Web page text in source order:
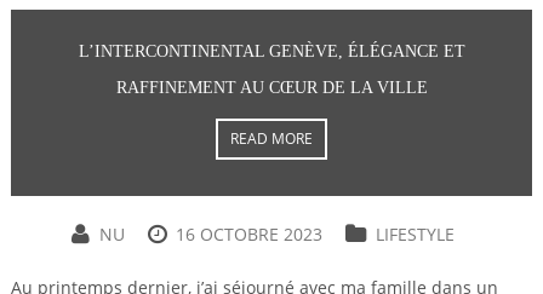
L’INTERCONTINENTAL GENÈVE, ÉLÉGANCE ET
RAFFINEMENT AU CŒUR DE LA VILLE
READ MORE
NU 16 OCTOBRE 2023 LIFESTYLE
Au printemps dernier, j’ai séjourné avec ma famille dans un